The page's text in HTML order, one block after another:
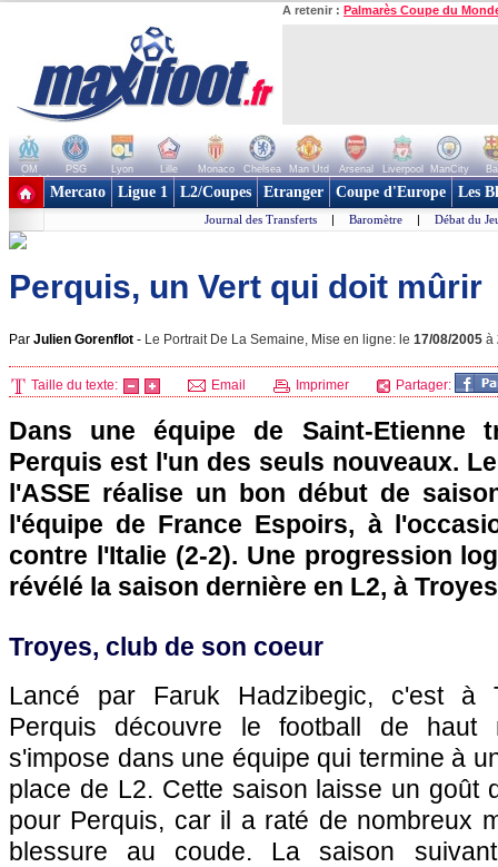
A retenir : Palmarès Coupe du
OM PSG Lyon Lille Monaco Chelsea Man Utd Arsenal Liverpool ManCity
+ de clubs
Mercato Ligue 1 L2/Coupes Etranger Coupe d'Europe Les
Journal des Transferts | Baromètre | Débat du
Perquis, un Vert qui doit mûrir
Par Julien Gorenflot - Le Portrait De La Semaine, Mise en ligne: le 17/08/2005 à
Taille du texte: Email Imprimer Partager:
Dans une équipe de Saint-Etienne
Perquis est l'un des seuls nouveaux.
l'ASSE réalise un bon début de
l'équipe de France Espoirs, à
contre l'Italie (2-2). Une progression
révélé la saison dernière en L2, à
Troyes, club de son coeur
Lancé par Faruk Hadzibegic, c'est à
Perquis découvre le football de haut
s'impose dans une équipe qui termine à
place de L2. Cette saison laisse un goût
pour Perquis, car il a raté de nombreux
blessure au coude. La saison